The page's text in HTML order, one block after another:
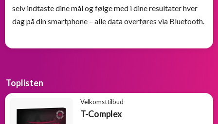
selv indtaste dine mål og følge med i dine resultater hver
dag på din smartphone – alle data overføres via Bluetooth.
Toplisten
Velkomsttilbud
T-Complex